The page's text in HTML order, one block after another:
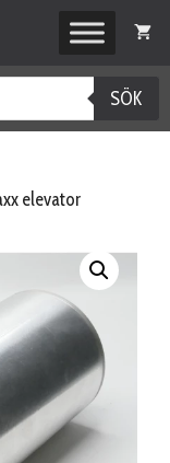
SÖK
elevator